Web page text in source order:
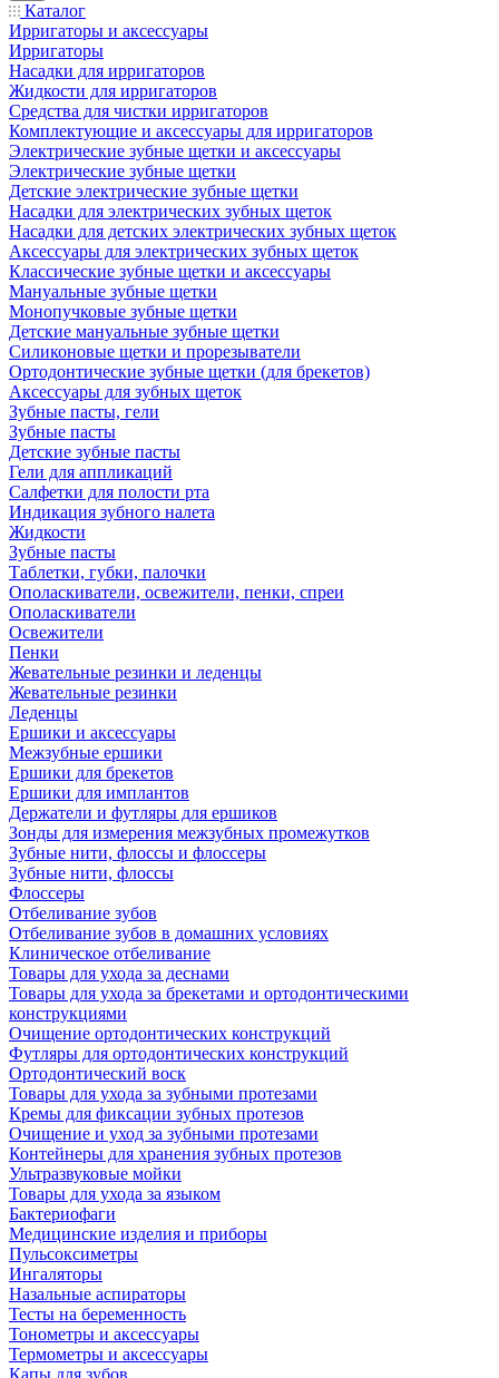
Каталог
Ирригаторы и аксессуары
Ирригаторы
Насадки для ирригаторов
Жидкости для ирригаторов
Средства для чистки ирригаторов
Комплектующие и аксессуары для ирригаторов
Электрические зубные щетки и аксессуары
Электрические зубные щетки
Детские электрические зубные щетки
Насадки для электрических зубных щеток
Насадки для детских электрических зубных щеток
Аксессуары для электрических зубных щеток
Классические зубные щетки и аксессуары
Мануальные зубные щетки
Монопучковые зубные щетки
Детские мануальные зубные щетки
Силиконовые щетки и прорезыватели
Ортодонтические зубные щетки (для брекетов)
Аксессуары для зубных щеток
Зубные пасты, гели
Зубные пасты
Детские зубные пасты
Гели для аппликаций
Салфетки для полости рта
Индикация зубного налета
Жидкости
Зубные пасты
Таблетки, губки, палочки
Ополаскиватели, освежители, пенки, спреи
Ополаскиватели
Освежители
Пенки
Жевательные резинки и леденцы
Жевательные резинки
Леденцы
Ершики и аксессуары
Межзубные ершики
Ершики для брекетов
Ершики для имплантов
Держатели и футляры для ершиков
Зонды для измерения межзубных промежутков
Зубные нити, флоссы и флоссеры
Зубные нити, флоссы
Флоссеры
Отбеливание зубов
Отбеливание зубов в домашних условиях
Клиническое отбеливание
Товары для ухода за деснами
Товары для ухода за брекетами и ортодонтическими
конструкциями
Очищение ортодонтических конструкций
Футляры для ортодонтических конструкций
Ортодонтический воск
Товары для ухода за зубными протезами
Кремы для фиксации зубных протезов
Очищение и уход за зубными протезами
Контейнеры для хранения зубных протезов
Ультразвуковые мойки
Товары для ухода за языком
Бактериофаги
Медицинские изделия и приборы
Пульсоксиметры
Ингаляторы
Назальные аспираторы
Тесты на беременность
Тонометры и аксессуары
Термометры и аксессуары
Капы для зубов